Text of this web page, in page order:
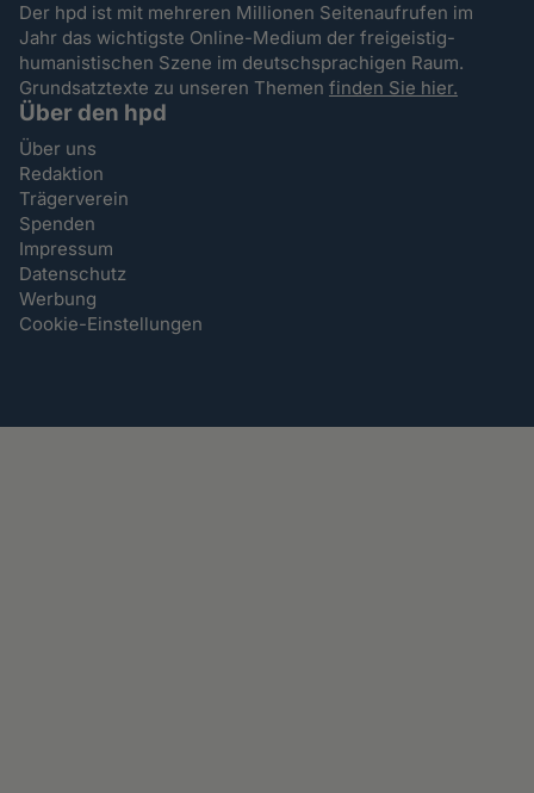
Der hpd ist mit mehreren Millionen Seitenaufrufen im
Jahr das wichtigste Online-Medium der freigeistig-
humanistischen Szene im deutschsprachigen Raum.
Grundsatztexte zu unseren Themenfinden Sie hier.
Über den hpd
Über uns
Redaktion
Trägerverein
Spenden
Impressum
Datenschutz
Werbung
Cookie-Einstellungen